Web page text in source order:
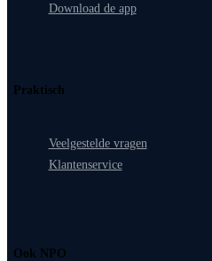
Download de app
Praktisch
Veelgestelde vragen
Klantenservice
Ook NPO